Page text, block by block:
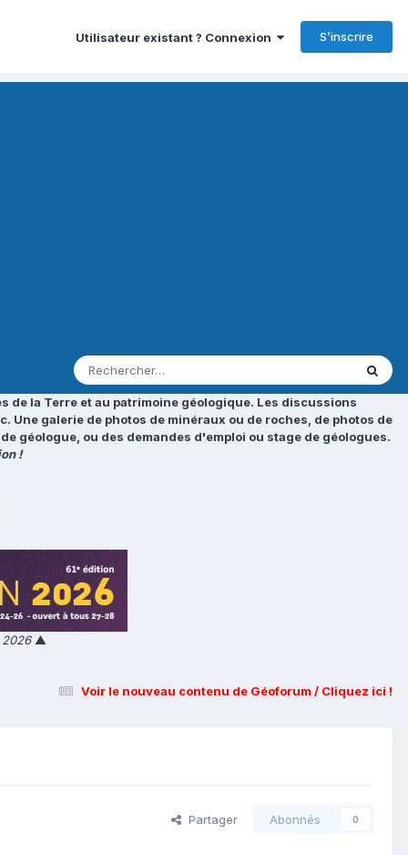
Utilisateur existant ? Connexion S’inscrire
de la Terre et au patrimoine géologique. Les discussions
galerie de photos de minéraux ou de roches, de photos de
géologue, ou des demandes d'emploi ou stage de géologues.
!
▲
Voir le nouveau contenu de Géoforum / Cliquez ici !
Partager Abonnés 0